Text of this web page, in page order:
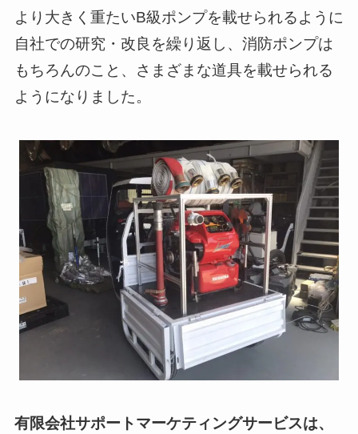
より大きく重たいB級ポンプを載せられるように
自社での研究・改良を繰り返し、消防ポンプは
もちろんのこと、さまざまな道具を載せられる
ようになりました。
有限会社サポートマーケティングサービスは、